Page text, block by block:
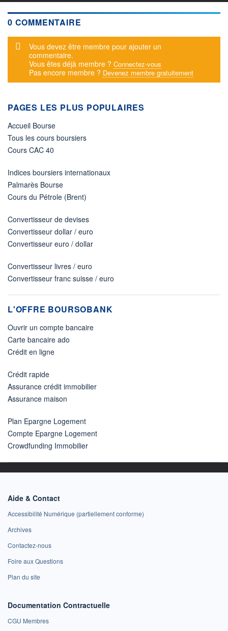
0 COMMENTAIRE
Message d'alerte
Vous devez être membre pour ajouter un
commentaire.
Vous êtes déjà membre ? Connectez-vous
Pas encore membre ? Devenez membre gratuitement
PAGES LES PLUS POPULAIRES
Accueil Bourse
Tous les cours boursiers
Cours CAC 40
Indices boursiers internationaux
Palmarès Bourse
Cours du Pétrole (Brent)
Convertisseur de devises
Convertisseur dollar / euro
Convertisseur euro / dollar
Convertisseur livres / euro
Convertisseur franc suisse / euro
L'OFFRE BOURSOBANK
Ouvrir un compte bancaire
Carte bancaire ado
Crédit en ligne
Crédit rapide
Assurance crédit immobilier
Assurance maison
Plan Epargne Logement
Compte Epargne Logement
Crowdfunding Immobilier
Aide & Contact
Accessibilité Numérique (partiellement conforme)
Archives
Contactez-nous
Foire aux Questions
Plan du site
Documentation Contractuelle
CGU Membres